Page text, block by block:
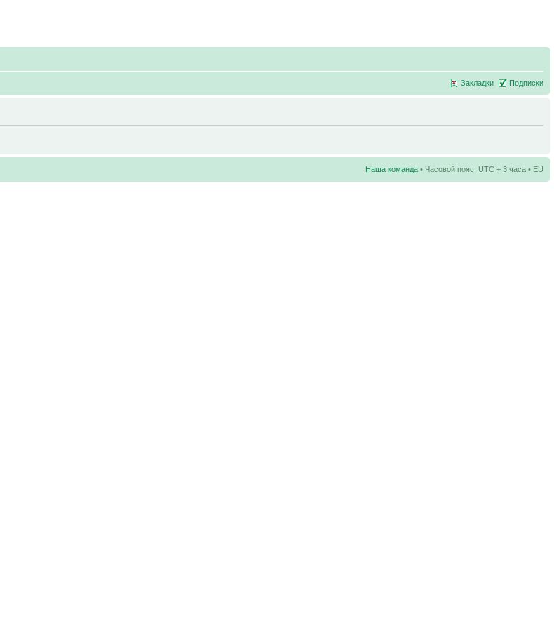
Закладки Подписки
Наша команда • Часовой пояс: UTC + 3 часа • EU